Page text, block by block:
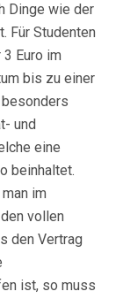
Dinge wie der
Für Studenten
Euro im
bis zu einer
und
eine
beinhaltet.
im
vollen
den Vertrag
ist, so muss